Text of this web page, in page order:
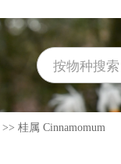
>> 桂属 Cinnamomum